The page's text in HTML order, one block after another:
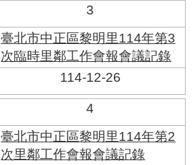
3
臺北市中正區黎明里114年第3
次臨時里鄰工作會報會議記錄
114-12-26
4
臺北市中正區黎明里114年第2
次里鄰工作會報會議記錄